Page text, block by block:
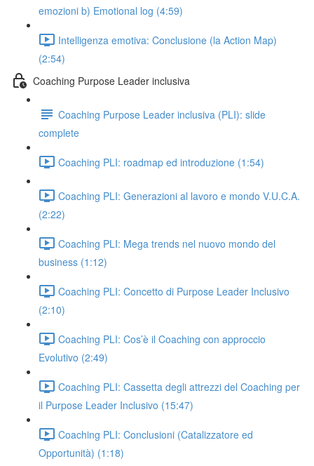
emozioni b) Emotional log (4:59)
Intelligenza emotiva: Conclusione (la Action Map)
(2:54)
Coaching Purpose Leader inclusiva
Coaching Purpose Leader inclusiva (PLI): slide
complete
Coaching PLI: roadmap ed introduzione (1:54)
Coaching PLI: Generazioni al lavoro e mondo V.U.C.A.
(2:22)
Coaching PLI: Mega trends nel nuovo mondo del
business (1:12)
Coaching PLI: Concetto di Purpose Leader Inclusivo
(2:10)
Coaching PLI: Cos’è il Coaching con approccio
Evolutivo (2:49)
Coaching PLI: Cassetta degli attrezzi del Coaching per
il Purpose Leader Inclusivo (15:47)
Coaching PLI: Conclusioni (Catalizzatore ed
Opportunità) (1:18)